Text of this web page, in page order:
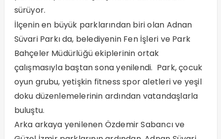
sürüyor.
İlçenin en büyük parklarından biri olan Adnan
Süvari Parkı da, belediyenin Fen İşleri ve Park
Bahçeler Müdürlüğü ekiplerinin ortak
çalışmasıyla baştan sona yenilendi. Park, çocuk
oyun grubu, yetişkin fitness spor aletleri ve yeşil
doku düzenlemelerinin ardından vatandaşlarla
buluştu.
Arka arkaya yenilenen Özdemir Sabancı ve